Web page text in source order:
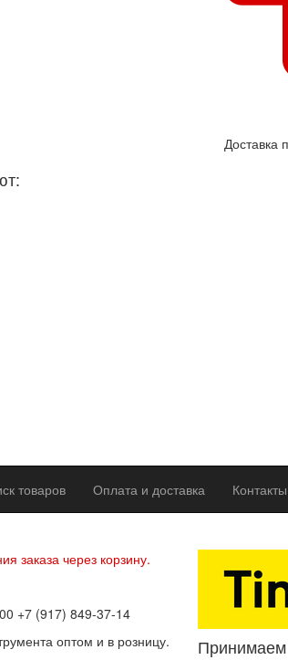
Доставка
товаров Оплата и доставка Контакты
заказа через корзину.
+7 (917) 849-37-14
оптом и в розницу.
Принимаем